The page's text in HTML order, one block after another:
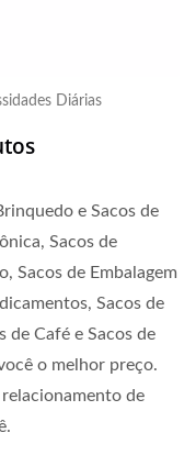
Diárias
e Sacos de
Sacos de
Sacos de Embalagem
Sacos de
de Café e Sacos de
o melhor preço.
de